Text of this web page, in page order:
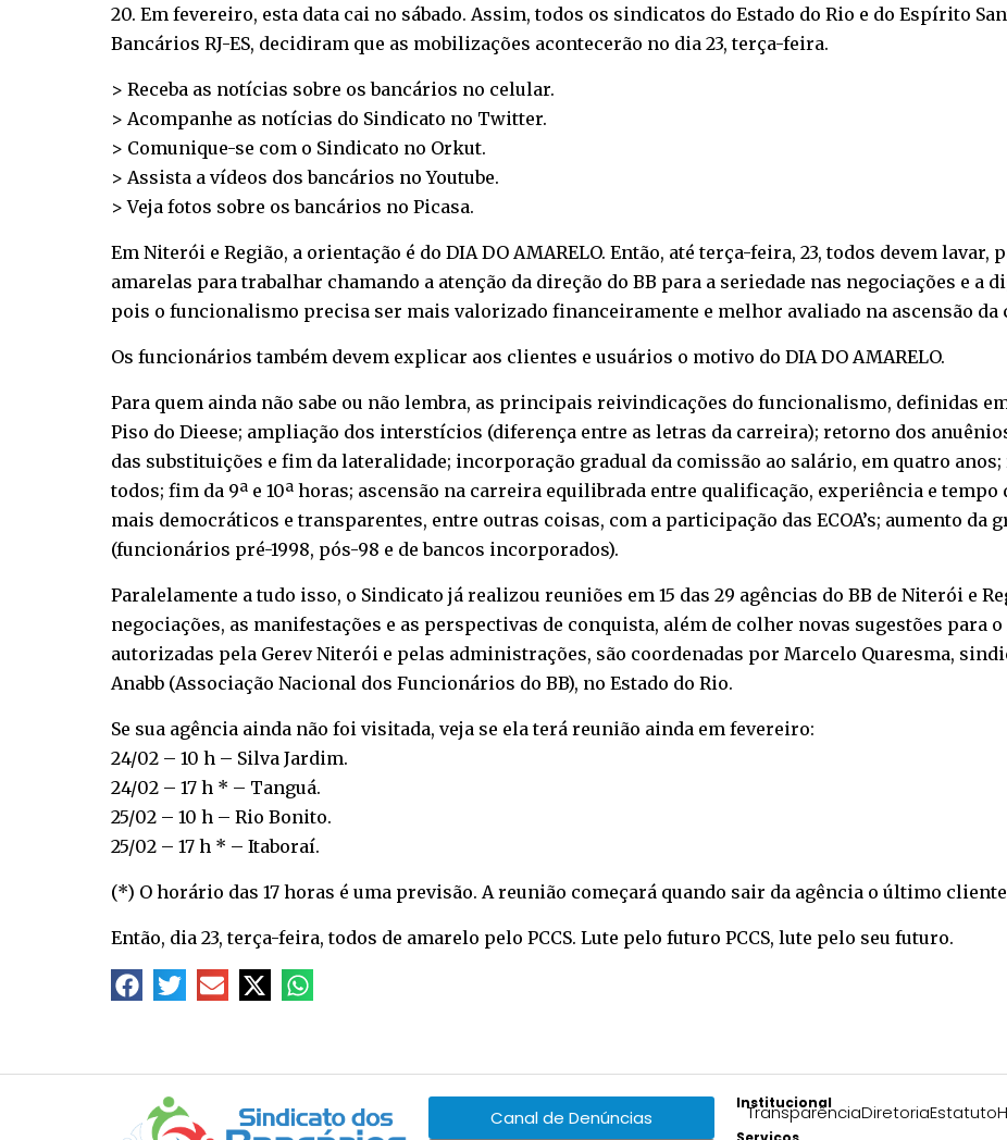
20. Em fevereiro, esta data cai no sábado. Assim, todos os sindicatos do Estado do Rio e do Espírito
Bancários RJ-ES, decidiram que as mobilizações acontecerão no dia 23, terça-feira.
> Receba as notícias sobre os bancários no celular.
> Acompanhe as notícias do Sindicato no Twitter.
> Comunique-se com o Sindicato no Orkut.
> Assista a vídeos dos bancários noYoutube.
> Veja fotos sobre os bancários no Picasa.
Em Niterói e Região, a orientação é do DIA DO AMARELO. Então, até terça-feira, 23, todos devem
amarelas para trabalhar chamando a atenção da direção do BB para a seriedade nas negociações e a
pois o funcionalismo precisa ser mais valorizado financeiramente e melhor avaliado na ascensão da
Os funcionários também devem explicar aos clientes e usuários o motivo do DIA DO AMARELO.
Para quem ainda não sabe ou não lembra, as principais reivindicações do funcionalismo, definidas
Piso do Dieese; ampliação dos interstícios (diferença entre as letras da carreira); retorno dos
das substituições e fim da lateralidade; incorporação gradual da comissão ao salário, em quatro
todos; fim da 9ª e 10ª horas; ascensão na carreira equilibrada entre qualificação, experiência e
mais democráticos e transparentes, entre outras coisas, com a participação das ECOA’s; aumento da
(funcionários pré-1998, pós-98 e de bancos incorporados).
Paralelamente a tudo isso, o Sindicato já realizou reuniões em 15 das 29 agências do BB de Niterói e
negociações, as manifestações e as perspectivas de conquista, além de colher novas sugestões para o
autorizadas pela Gerev Niterói e pelas administrações, são coordenadas por Marcelo Quaresma,
Anabb (Associação Nacional dos Funcionários do BB), no Estado do Rio.
Se sua agência ainda não foi visitada, veja se ela terá reunião ainda em fevereiro:
24/02 – 10 h – Silva Jardim.
24/02 – 17 h * – Tanguá.
25/02 – 10 h – Rio Bonito.
25/02 – 17 h * – Itaboraí.
(*) O horário das 17 horas é uma previsão. A reunião começará quando sair da agência o último
Então, dia 23, terça-feira, todos de amarelo pelo PCCS. Lute pelo futuro PCCS, lute pelo seu futuro.
Canal de Denúncias
Institucional
TransparênciaDiretoriaEstatuto